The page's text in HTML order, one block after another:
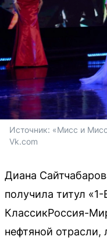
Источник: «Мисс и
Vk.com
Диана
получила титул
КлассикРоссия-
нефтяной